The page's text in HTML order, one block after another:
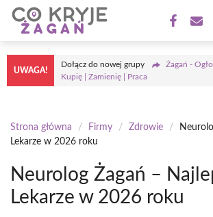
Przejdź
treści
UWAGA!
Dołącz do nowej grupy
Żagań -
Kupię | Zamienię | Praca
Strona główna / Firmy / Zdrowie /
Lekarze w 2026 roku
Neurolog Żagań –
Lekarze w 2026 roku